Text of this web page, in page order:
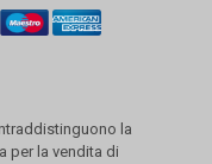
la
per la vendita di